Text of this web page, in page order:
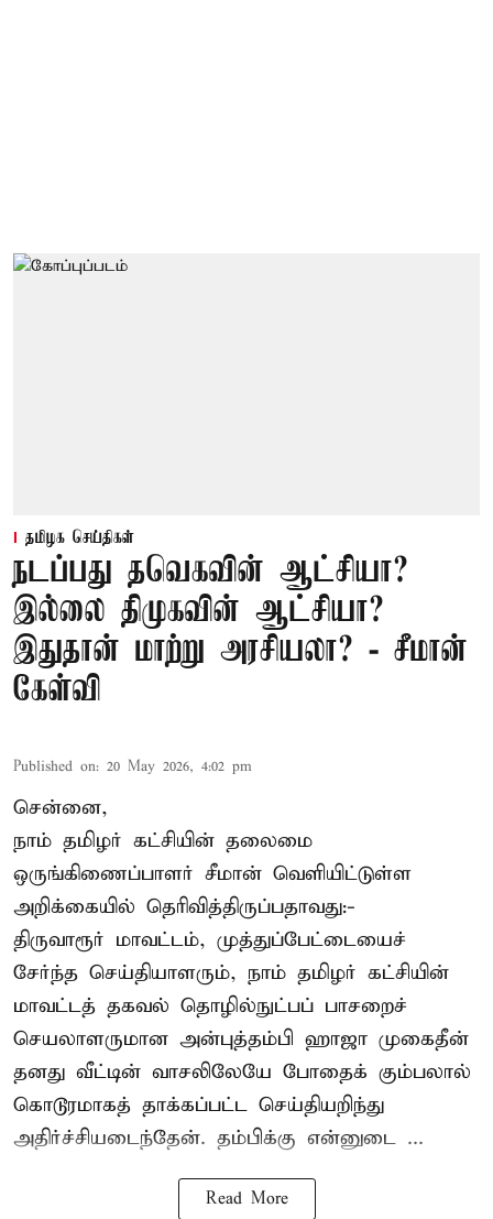
தமிழக செய்திகள்
நடப்பது தவெகவின் ஆட்சியா?
இல்லை திமுகவின் ஆட்சியா?
இதுதான் மாற்று அரசியலா? - சீமான்
கேள்வி
Published on: 20 May 2026, 4:02 pm
சென்னை,
நாம் தமிழர் கட்சியின் தலைமை
ஒருங்கிணைப்பாளர் சீமான் வெளியிட்டுள்ள
அறிக்கையில் தெரிவித்திருப்பதாவது:-
திருவாரூர் மாவட்டம், முத்துப்பேட்டையைச்
சேர்ந்த செய்தியாளரும், நாம் தமிழர் கட்சியின்
மாவட்டத் தகவல் தொழில்நுட்பப் பாசறைச்
செயலாளருமான அன்புத்தம்பி ஹாஜா முகைதீன்
தனது வீட்டின் வாசலிலேயே போதைக் கும்பலால்
கொடூரமாகத் தாக்கப்பட்ட செய்தியறிந்து
அதிர்ச்சியடைந்தேன். தம்பிக்கு என்னுடை ...
Read More